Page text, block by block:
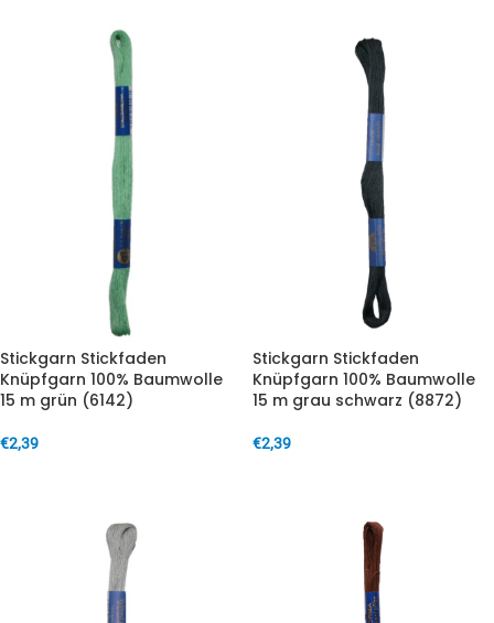
Stickgarn Stickfaden
Knüpfgarn 100% Baumwolle
15 m grün (6142)
€2,39
Stickgarn Stickfaden
Knüpfgarn 100% Baumwolle
15 m grau schwarz (8872)
€2,39